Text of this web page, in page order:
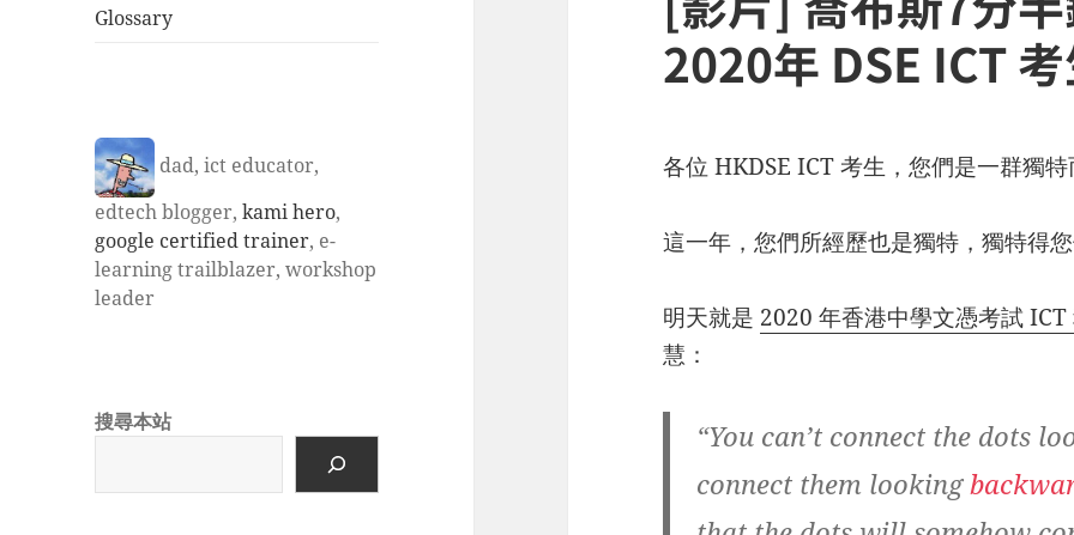
Glossary
dad, ict educator,
edtech blogger,kami hero,
google certified trainer, e-
learning trailblazer, workshop
leader
搜尋本站
2020年 DSE ICT
各位 HKDSE ICT 考生，您們是一群獨
這一年，您們所經歷也是獨特，獨特得
明天就是 2020 年香港中學文憑考試 ICT
慧：
“You can’t connect the dots
connect them looking